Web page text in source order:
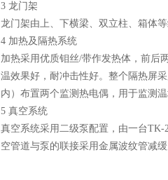
3 龙门架
龙门架由上、下横梁、双立柱、箱体
4 加热及隔热系统
加热采用优质钼丝/带作发热体，前后
温效果好，耐冲击性好。整个隔热屏
内）布置两个监测热电偶，用于监测
5 真空系统
真空系统采用二级泵配置，由一台
空管道与泵的联接采用金属波纹管减